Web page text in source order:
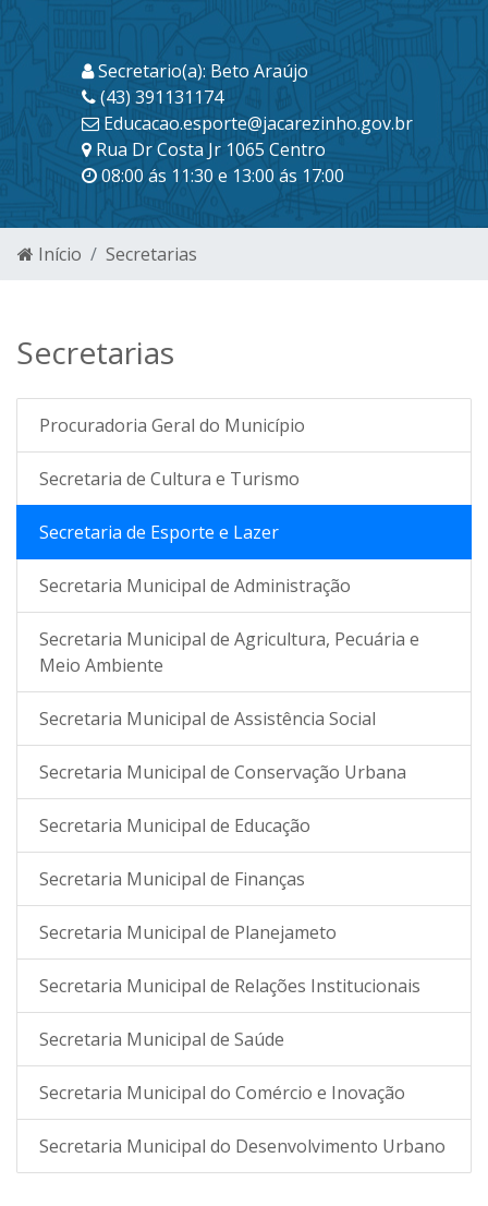
Secretario(a): Beto Araújo
(43) 391131174
Educacao.esporte@jacarezinho.gov.br
Rua Dr Costa Jr 1065 Centro
08:00 ás 11:30 e 13:00 ás 17:00
Início Secretarias
Secretarias
Procuradoria Geral do Município
Secretaria de Cultura e Turismo
Secretaria de Esporte e Lazer
Secretaria Municipal de Administração
Secretaria Municipal de Agricultura, Pecuária e
Meio Ambiente
Secretaria Municipal de Assistência Social
Secretaria Municipal de Conservação Urbana
Secretaria Municipal de Educação
Secretaria Municipal de Finanças
Secretaria Municipal de Planejameto
Secretaria Municipal de Relações Institucionais
Secretaria Municipal de Saúde
Secretaria Municipal do Comércio e Inovação
Secretaria Municipal do Desenvolvimento Urbano